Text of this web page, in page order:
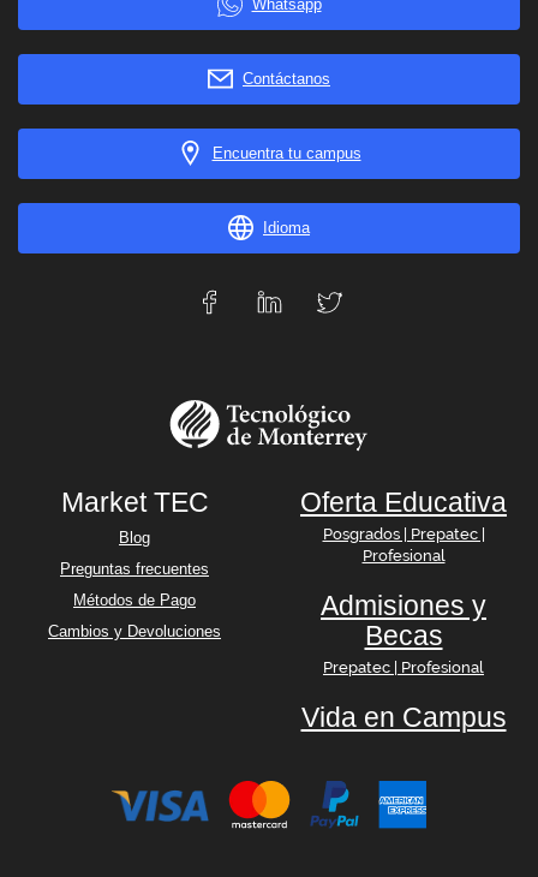
Whatsapp
Contáctanos
Encuentra tu campus
Idioma
Market TEC
Blog
Preguntas frecuentes
Métodos de Pago
Cambios y Devoluciones
Oferta Educativa
Posgrados | Prepatec |
Profesional
Admisiones y
Becas
Prepatec | Profesional
Vida en Campus